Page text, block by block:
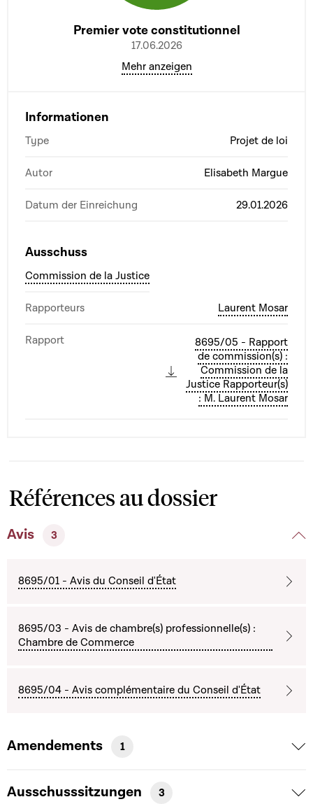
Premier vote constitutionnel
17.06.2026
Mehr anzeigen
Informationen
Type Projet de loi
Autor Elisabeth Margue
Datum der Einreichung 29.01.2026
Ausschuss
Commission de la Justice
Rapporteurs Laurent Mosar
Rapport
8695/05 - Rapport
de commission(s) :
Commission de la
Justice Rapporteur(s)
: M. Laurent Mosar
Références au dossier
Avis 3
8695/01 - Avis du Conseil d'État
8695/03 - Avis de chambre(s) professionnelle(s) :
Chambre de Commerce
8695/04 - Avis complémentaire du Conseil d'État
Amendements 1
Ausschusssitzungen 3